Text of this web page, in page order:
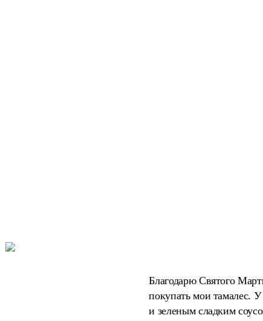
Благодарю Святого
покупать мои тамалес.
и зеленым сладким